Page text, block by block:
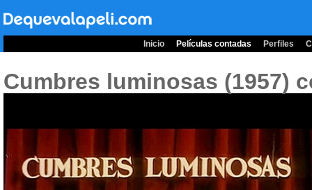
Inicio Películas contadas Perfiles
Cumbres luminosas (1957)